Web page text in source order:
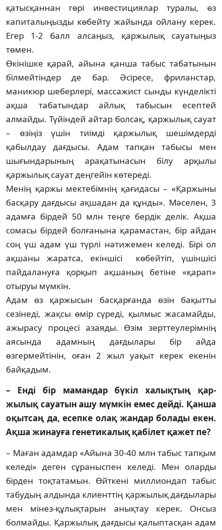
қатысқаннан гөрі ин­вестициялар туралы, өз
капиталыңызды кө­бей­ту жайында ойлану керек.
Егер 1-2 балл ал­саңыз, қаржылық сауатыңыз
төмен.
Өкінішке қарай, айына қанша табыс та­ба­тынын
білмейтіндер де бар. Әсіре­се, фри­ланс­тар,
маникюр шеберлері, массажист сынды күн­делікті
ақша табатындар айлық та­бысын есеп­тей
алмайды. Түйіндей айтар бол­сақ, қар­жылық сауат
– өзіңіз үшін тиімді қар­жылық ше­шімдерді
қабылдау дағ­дысы. Адам тапқан та­бысы мен
шығын­дары­ның ара­қатынасын білу арқылы
қаржылық сауат дең­гейін кө­тереді.
Менің қаржы мектебімнің қағидасы – «Қар­жыны
басқару дағдысы ақшадан да құн­ды». Мәселен, 3
адамға бірдей 50 млн теңге бер­­дік делік. Ақша
сомасы бірдей болғанына қа­ра­­мастан, бір айдан
соң үш адам үш түрлі нә­ти­­­жемен келеді. Бірі ол
ақшаны жаратса, екін­­шісі көбейтіп, үшіншісі
пайдалануға қор­қып ақшаның бетіне «қарап»
отыруы мүмкін.
Адам өз қаржысын басқарғанда өзін ба­қыт­ты
сезінеді, жақсы өмір сүреді, қылмыс жа­­­­самайды,
ажырасу процесі азаяды. Өзім зерт­теулерімнің
аясында адамның дағдылары бір айда
өзгермейтінін, оған 2 жыл уақыт керек екенін
байқадым.
– Енді бір мамандар бүкіл халықтың қар­
жылық сауатын ашу мүмкін емес дей­ді. Қанша
оқытсаң да, есепке олақ жандар бо­лады екен.
Ақша жинауға генетикалық қабілет қажет пе?
– Маған адамдар «Айына 30-40 млн табыс тап­қым
келеді» деген сұраныспен келеді. Мен олар­ды
бірден тоқтатамын. Өйткені мил­лион­дап табыс
табудың алдында клиенттің қар­жы­лық дағдылары
мен мінез-құлықтарын анық­тау керек. Онсыз
болмайды. Қаржылық дағ­ды­сы қалыптасқан адам